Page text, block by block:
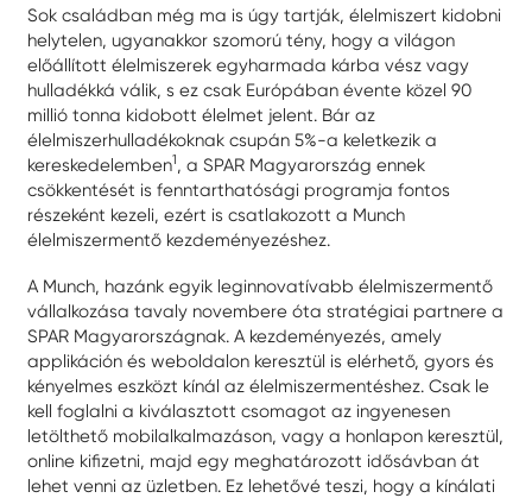
Sok családban még ma is úgy tartják, élelmiszert kidobni
helytelen, ugyanakkor szomorú tény, hogy a világon
előállított élelmiszerek egyharmada kárba vész vagy
hulladékká válik, s ez csak Európában évente közel 90
millió tonna kidobott élelmet jelent. Bár az
élelmiszerhulladékoknak csupán 5%-a keletkezik a
kereskedelemben1 , a SPAR Magyarország ennek
csökkentését is fenntarthatósági programja fontos
részeként kezeli, ezért is csatlakozott a Munch
élelmiszermentő kezdeményezéshez.
A Munch, hazánk egyik leginnovatívabb élelmiszermentő
vállalkozása tavaly novembere óta stratégiai partnere a
SPAR Magyarországnak. A kezdeményezés, amely
applikáción és weboldalon keresztül is elérhető, gyors és
kényelmes eszközt kínál az élelmiszermentéshez. Csak le
kell foglalni a kiválasztott csomagot az ingyenesen
letölthető mobilalkalmazáson, vagy a honlapon keresztül,
online kifizetni, majd egy meghatározott idősávban át
lehet venni az üzletben. Ez lehetővé teszi, hogy a kínálati